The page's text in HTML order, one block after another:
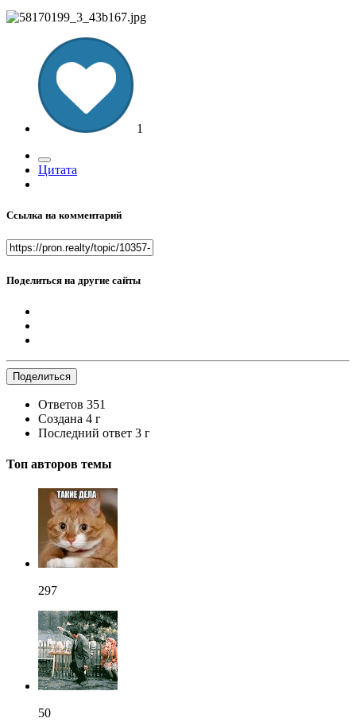
1
Цитата
Ссылка на комментарий
Поделиться на другие сайты
Поделиться
Ответов 351
Создана 4 г
Последний ответ 3 г
Топ авторов темы
297
50